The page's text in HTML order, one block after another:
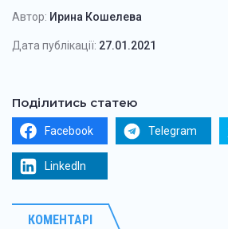
Автор: Ирина Кошелева
Дата публікації: 27.01.2021
Поділитись статею
Facebook Telegram
LinkedIn
КОМЕНТАРІ